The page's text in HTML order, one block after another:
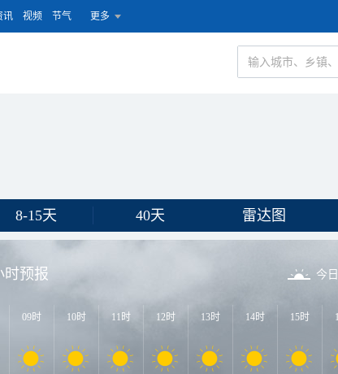
讯 视频 节气 更多
8-15天 40天 雷达图
时预报 今
09时 10时 11时 12时 13时 14时 15时